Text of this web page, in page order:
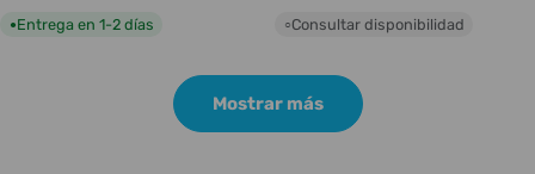
habitual
●Entrega en 1-2 días
habitual
○Consultar disponibilidad
Mostrar más